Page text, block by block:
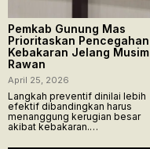
Pemkab Gunung Mas
Prioritaskan Pencegahan
Kebakaran Jelang Musim
Rawan
April 25, 2026
Langkah preventif dinilai lebih
efektif dibandingkan harus
menanggung kerugian besar
akibat kebakaran.…